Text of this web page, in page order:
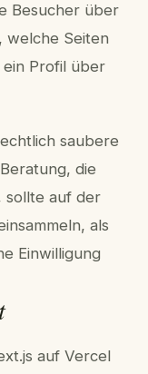
Besucher über
welche Seiten
Profil über
saubere
die
sollte auf der
als
Einwilligung
auf Vercel